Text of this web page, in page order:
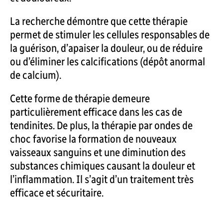
La recherche démontre que cette thérapie
permet de stimuler les cellules responsables de
la guérison, d’apaiser la douleur, ou de réduire
ou d’éliminer les calcifications (dépôt anormal
de calcium).
Cette forme de thérapie demeure
particulièrement efficace dans les cas de
tendinites. De plus, la thérapie par ondes de
choc favorise la formation de nouveaux
vaisseaux sanguins et une diminution des
substances chimiques causant la douleur et
l’inflammation. Il s’agit d’un traitement très
efficace et sécuritaire.